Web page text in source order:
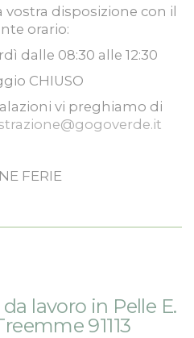
vostra disposizione con il
orario:
dalle 08:30 alle 12:30
CHIUSO
vi preghiamo di
FERIE
lavoro in Pelle E.
91113